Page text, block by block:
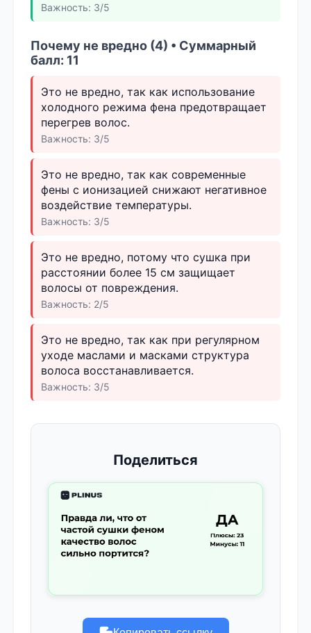
Важность: 3/5
Почему не вредно (4) • Суммарный
балл: 11
Это не вредно, так как использование
холодного режима фена предотвращает
перегрев волос.
Важность: 3/5
Это не вредно, так как современные
фены с ионизацией снижают негативное
воздействие температуры.
Важность: 3/5
Это не вредно, потому что сушка при
расстоянии более 15 см защищает
волосы от повреждения.
Важность: 2/5
Это не вредно, так как при регулярном
уходе маслами и масками структура
волоса восстанавливается.
Важность: 3/5
Поделиться